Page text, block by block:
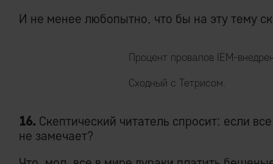
И не менее любопытно, что бы на эту тему
Процент провалов IEM-
Сходный с Тетрисом.
16. Скептический читатель спросит: если
не замечает?